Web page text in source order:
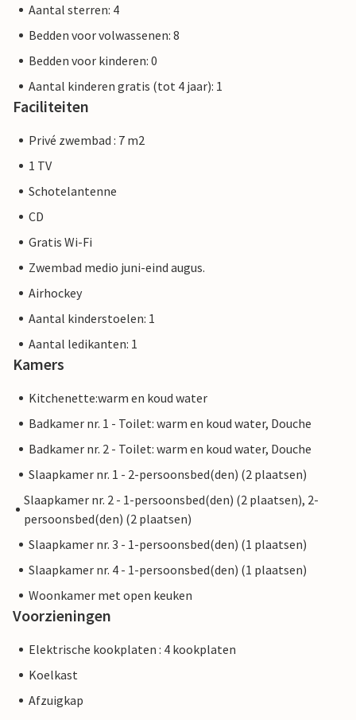
Aantal sterren: 4
Bedden voor volwassenen: 8
Bedden voor kinderen: 0
Aantal kinderen gratis (tot 4 jaar): 1
Faciliteiten
Privé zwembad : 7 m2
1 TV
Schotelantenne
CD
Gratis Wi-Fi
Zwembad medio juni-eind augus.
Airhockey
Aantal kinderstoelen: 1
Aantal ledikanten: 1
Kamers
Kitchenette:warm en koud water
Badkamer nr. 1 - Toilet: warm en koud water, Douche
Badkamer nr. 2 - Toilet: warm en koud water, Douche
Slaapkamer nr. 1 - 2-persoonsbed(den) (2 plaatsen)
Slaapkamer nr. 2 - 1-persoonsbed(den) (2 plaatsen), 2-
persoonsbed(den) (2 plaatsen)
Slaapkamer nr. 3 - 1-persoonsbed(den) (1 plaatsen)
Slaapkamer nr. 4 - 1-persoonsbed(den) (1 plaatsen)
Woonkamer met open keuken
Voorzieningen
Elektrische kookplaten : 4 kookplaten
Koelkast
Afzuigkap